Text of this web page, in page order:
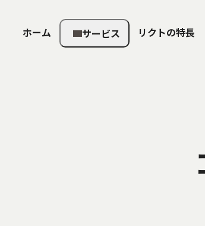
ホーム サービス リクトの特長